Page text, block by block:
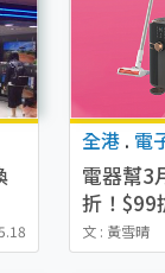
全港 . 電
電器幫3
折！$99
Fit/優惠
上門
文 : 黃雪晴